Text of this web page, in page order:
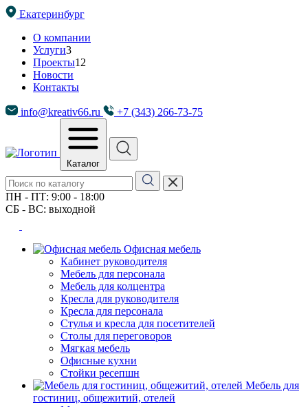
Екатеринбург
О компании
Услуги3
Проекты12
Новости
Контакты
info@kreativ66.ru +7 (343) 266-73-75
Каталог
ПН - ПТ: 9:00 - 18:00
СБ - ВС: выходной
Офисная мебель
Кабинет руководителя
Мебель для персонала
Мебель для колцентра
Кресла для руководителя
Кресла для персонала
Стулья и кресла для посетителей
Столы для переговоров
Мягкая мебель
Офисные кухни
Стойки ресепшн
Мебель для
гостиниц, общежитий, отелей